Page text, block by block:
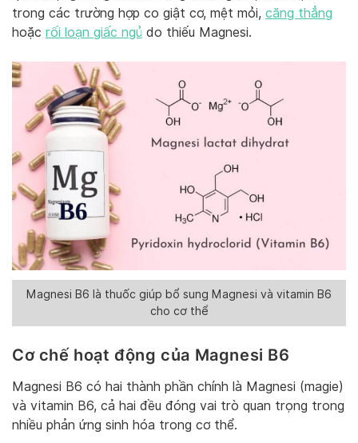
trong các trường hợp co giật cơ, mệt mỏi, căng thẳng
hoặc rối loạn giấc ngủ do thiếu Magnesi.
Magnesi B6 là thuốc giúp bổ sung Magnesi và vitamin B6
cho cơ thể
Cơ chế hoạt động của Magnesi B6
Magnesi B6 có hai thành phần chính là Magnesi (magie)
và vitamin B6, cả hai đều đóng vai trò quan trọng trong
nhiều phản ứng sinh hóa trong cơ thể.